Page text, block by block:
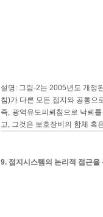
설명: 그림-2는 2005년도 개정
침)가 다른 모든 접지와 공통으
즉, 광역유도피뢰침으로 낙뢰
고, 그것은 보호장비의 함체 혹
9. 접지시스템의 논리적 접근